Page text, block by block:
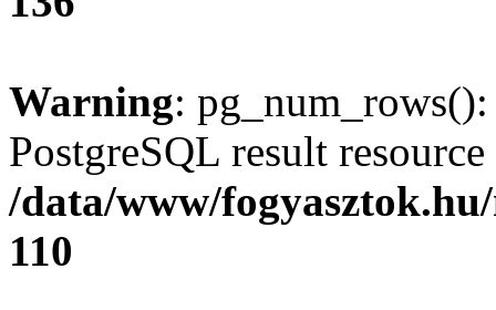
Warning:
PostgreSQL result
/data/www/
110